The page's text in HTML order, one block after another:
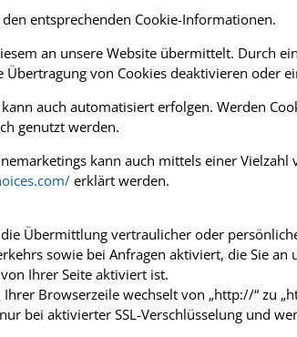
entsprechenden Cookie-Informationen.
an unsere Website übermittelt. Durch
von Cookies deaktivieren oder
auch automatisiert erfolgen. Werden
genutzt werden.
kann auch mittels einer Vielzahl
erklärt werden.
Übermittlung vertraulicher oder
sowie bei Anfragen aktiviert, die Sie an
Ihrer Seite aktiviert ist.
Browserzeile wechselt von „http://“ zu
bei aktivierter SSL-Verschlüsselung und